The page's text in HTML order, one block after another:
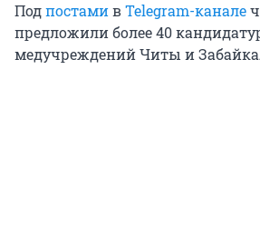
ПодпостамивTelegram-канале
предложили более 40
медучреждений Читы и